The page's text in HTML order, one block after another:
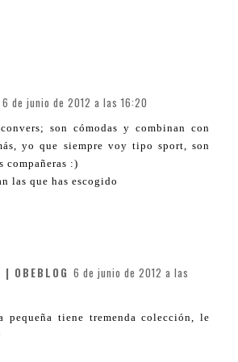
6 de junio de 2012 a las 16:20
son cómodas y combinan con
yo que siempre voy tipo sport, son
compañeras :)
las que has escogido
| OBEBLOG 6 de junio de 2012 a las
pequeña tiene tremenda colección, le